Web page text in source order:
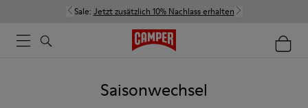
Sale: Jetzt zusätzlich 10% Nachlass erhalten
Saisonwechsel